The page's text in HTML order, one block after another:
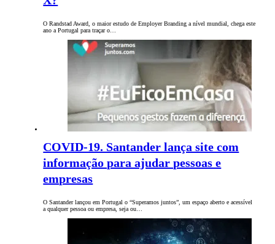
O Randstad Award, o maior estudo de Employer Branding a nível mundial, chega este
ano a Portugal para traçar o…
COVID-19. Santander lança site com
informação para ajudar pessoas e
empresas
O Santander lançou em Portugal o “Superamos juntos”, um espaço aberto e acessível
a qualquer pessoa ou empresa, seja ou…